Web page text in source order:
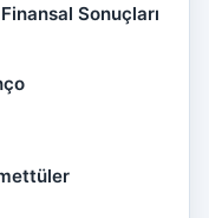
Sonuçları